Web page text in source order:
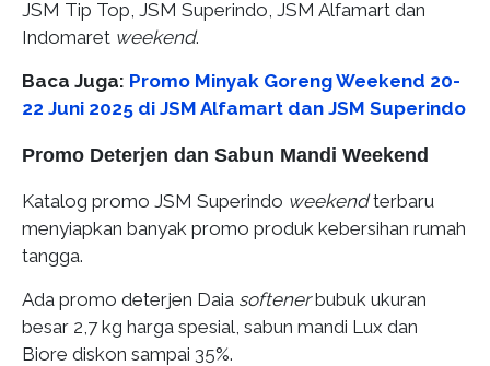
JSM Tip Top, JSM Superindo, JSM Alfamart dan
Indomaret weekend.
Baca Juga: Promo Minyak Goreng Weekend 20-
22 Juni 2025 di JSM Alfamart dan JSM Superindo
Promo Deterjen dan Sabun Mandi Weekend
Katalog promo JSM Superindo weekendterbaru
menyiapkan banyak promo produk kebersihan rumah
tangga.
Ada promo deterjen Daia softenerbubuk ukuran
besar 2,7 kg harga spesial, sabun mandi Lux dan
Biore diskon sampai 35%.